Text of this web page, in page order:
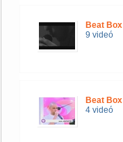
Beat Box
9 videó
Beat Box
4 videó